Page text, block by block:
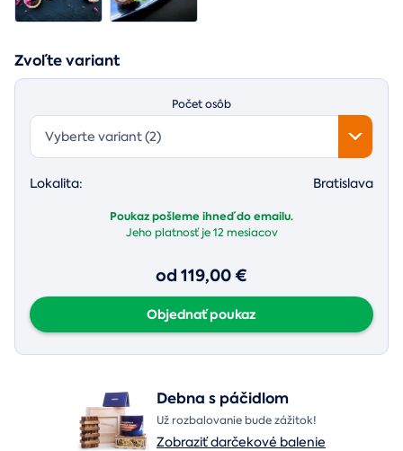
Zvoľte variant
Počet osôb
Vyberte variant (2)
Lokalita: Bratislava
Poukaz pošleme ihneď do emailu.
Jeho platnosť je12 mesiacov
od 119,00 €
Objednať poukaz
Debna s páčidlom
Už rozbalovanie bude zážitok!
Zobraziť darčekové balenie